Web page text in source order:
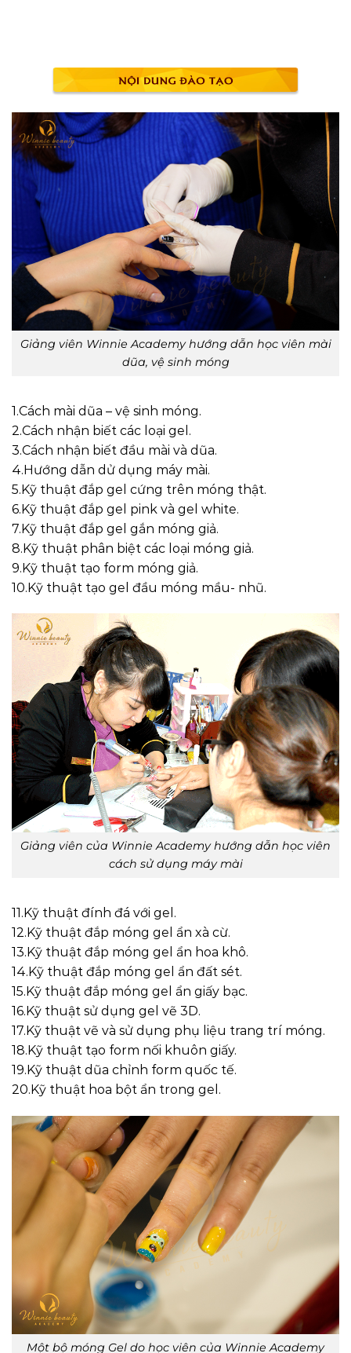
Giảng viên Winnie Academy hướng dẫn học viên mài
dũa, vệ sinh móng
1.Cách mài dũa – vệ sinh móng.
2.Cách nhận biết các loại gel.
3.Cách nhận biết đầu mài và dũa.
4.Hướng dẫn dử dụng máy mài.
5.Kỹ thuật đắp gel cứng trên móng thật.
6.Kỹ thuật đắp gel pink và gel white.
7.Kỹ thuật đắp gel gắn móng giả.
8.Kỹ thuật phân biệt các loại móng giả.
9.Kỹ thuật tạo form móng giả.
10.Kỹ thuật tạo gel đầu móng mầu- nhũ.
Giảng viên của Winnie Academy hướng dẫn học viên
cách sử dụng máy mài
11.Kỹ thuật đính đá với gel.
12.Kỹ thuật đắp móng gel ẩn xà cừ.
13.Kỹ thuật đắp móng gel ẩn hoa khô.
14.Kỹ thuật đắp móng gel ẩn đất sét.
15.Kỹ thuật đắp móng gel ẩn giấy bạc.
16.Kỹ thuật sử dụng gel vẽ 3D.
17.Kỹ thuật vẽ và sử dụng phụ liệu trang trí móng.
18.Kỹ thuật tạo form nối khuôn giấy.
19.Kỹ thuật dũa chỉnh form quốc tế.
20.Kỹ thuật hoa bột ẩn trong gel.
Một bộ móng Gel do học viên của Winnie Academy